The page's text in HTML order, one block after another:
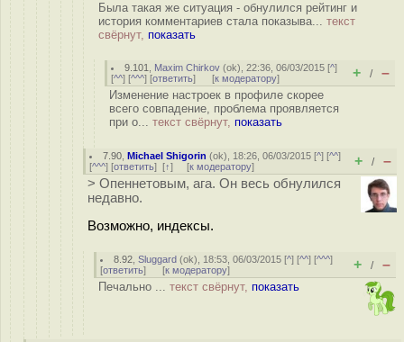
Была такая же ситуация - обнулился рейтинг и
история комментариев стала показыва... текст
свёрнут, показать
9.101 Maxim Chirkov (ok), 22:36, 06/03/2015 [^]
[^^] [^^^] [ответить] [к модератору] + / –
Изменение настроек в профиле скорее
всего совпадение, проблема проявляется
при о... текст свёрнут, показать
7.90 ,Michael Shigorin (ok), 18:26, 06/03/2015 [^] [^^]
[^^^] [ответить] [↑] [к модератору] + / –
> Опеннетовым, ага. Он весь обнулился
недавно.
Возможно, индексы.
8.92 ,Sluggard (ok), 18:53, 06/03/2015 [^] [^^] [^^^]
[ответить] [к модератору] + / –
Печально ... текст свёрнут, показать